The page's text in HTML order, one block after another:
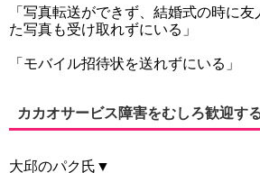
「写真転送ができず、結婚式の時に
た写真も受け取れずにいる」
「モバイル招待状を送れずにいる」
カカオサービス障害をむしろ歓迎す
大邱のパク氏▼